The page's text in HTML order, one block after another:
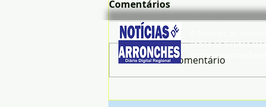
Mais de 3 milhões de
Comentários
Escreva um comentário
Todos os direitos